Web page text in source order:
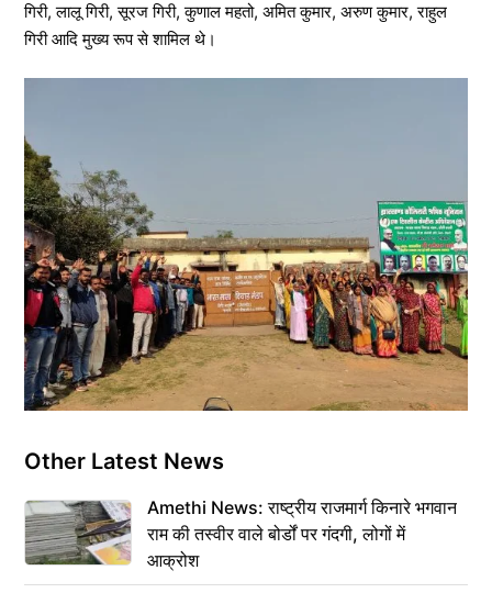
गिरी, लालू गिरी, सूरज गिरी, कुणाल महतो, अमित कुमार, अरुण कुमार, राहुल
गिरी आदि मुख्य रूप से शामिल थे।
Other Latest News
Amethi News: राष्ट्रीय राजमार्ग किनारे भगवान
राम की तस्वीर वाले बोर्डों पर गंदगी, लोगों में
आक्रोश